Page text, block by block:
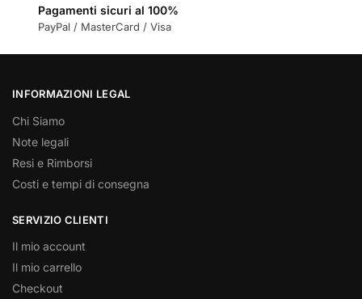
Pagamenti sicuri al 100%
PayPal / MasterCard / Visa
INFORMAZIONI LEGAL
Chi Siamo
Note legali
Resi e Rimborsi
Costi e tempi di consegna
SERVIZIO CLIENTI
Il mio account
Il mio carrello
Checkout